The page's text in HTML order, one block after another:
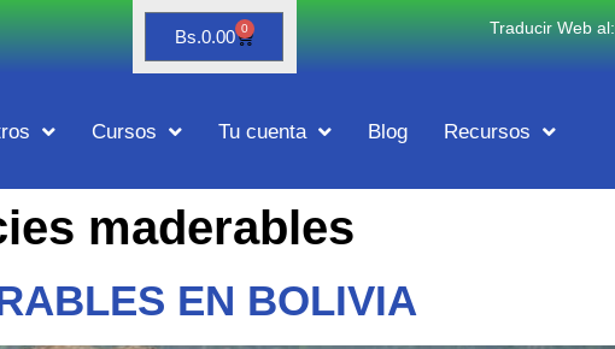
Bs.0.00 0 Traducir Web al:
Cursos Tu cuenta Blog Recursos
maderables
EN BOLIVIA